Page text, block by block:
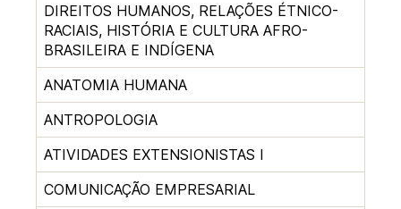
DIREITOS HUMANOS, RELAÇÕES ÉTNICO-
RACIAIS, HISTÓRIA E CULTURA AFRO-
BRASILEIRA E INDÍGENA
ANATOMIA HUMANA
ANTROPOLOGIA
ATIVIDADES EXTENSIONISTAS I
COMUNICAÇÃO EMPRESARIAL